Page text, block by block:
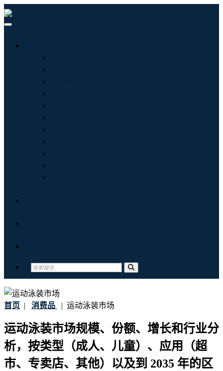
首页 | 消费品 | 运动泳装市场
运动泳装市场规模、份额、增长和行业分
析，按类型（成人、儿童）、应用（超
市、专卖店、其他）以及到 2035 年的区